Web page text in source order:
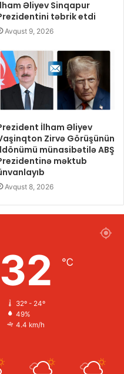
Əliyev Sinqapur
təbrik etdi
Avqust 9, 2026
İlham Əliyev
Zirvə Görüşünün
münasibətilə ABŞ
məktub
Avqust 8, 2026
32 ℃
32º - 24º
49%
4.4 km/h